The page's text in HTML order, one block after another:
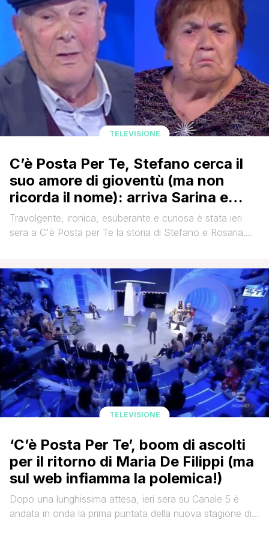
[']
TELEVISIONE
C’è Posta Per Te, Stefano cerca il
suo amore di gioventù (ma non
ricorda il nome): arriva Sarina e
scatena l’ilarità in studio!
Travolgente, ironica, esuberante e curiosa è stata ieri
sera a C'è Posta per Te la storia di Stefano e Rosaria.
Stefano, un uomo al passo con i tempi, appassionato
delle nuove tecnologie, non ricordava però [']
TELEVISIONE
‘C’è Posta Per Te’, boom di ascolti
per il ritorno di Maria De Filippi (ma
sul web infiamma la polemica!)
Dopo una lunghissima attesa, ieri sera su Canale 5 è
andata in onda la prima puntata della nuova stagione di